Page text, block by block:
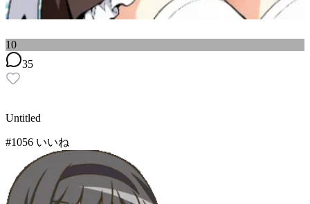
10
35
Untitled
#1056 いいね